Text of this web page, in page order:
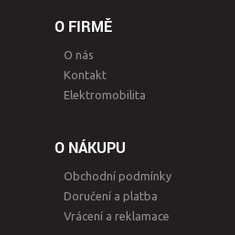
O FIRMĚ
O nás
Kontakt
Elektromobilita
O NÁKUPU
Obchodní podmínky
Doručení a platba
Vrácení a reklamace